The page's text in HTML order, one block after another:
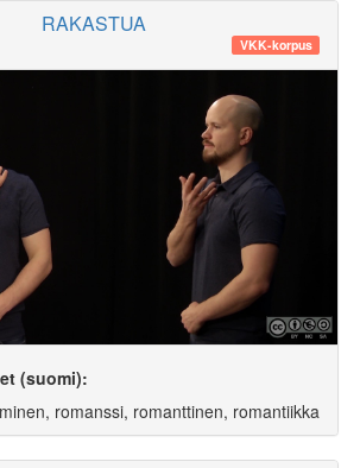
RAKASTUA
VKK-korpus
(suomi):
romanssi, romanttinen, romantiikka